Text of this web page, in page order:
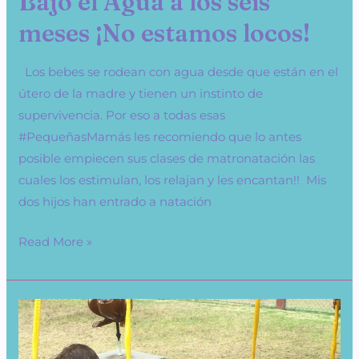
meses ¡No estamos locos!
Los bebes se rodean con agua desde que están en el
útero de la madre y tienen un instinto de
supervivencia. Por eso a todas esas
#PequeñasMamás les recomiendo que lo antes
posible empiecen sus clases de matronatación las
cuales los estimulan, los relajan y les encantan!! Mis
dos hijos han entrado a natación
Read More »
Cómo
me
cambio